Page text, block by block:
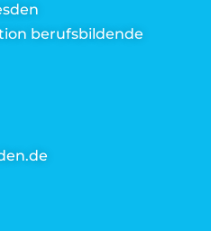
berufsbildende